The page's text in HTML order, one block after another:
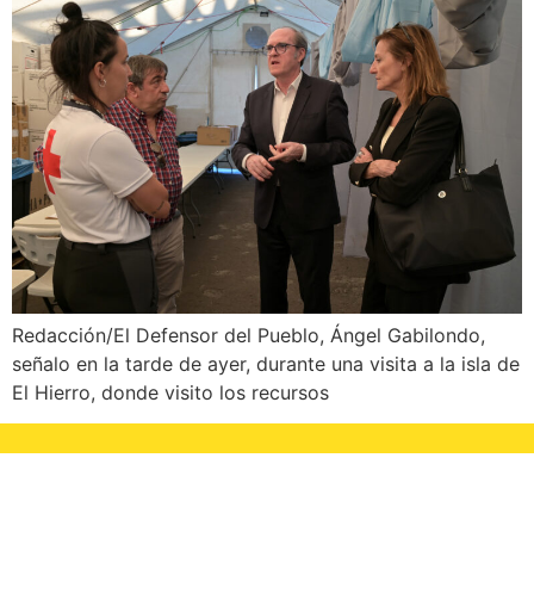
Redacción/El Defensor del Pueblo, Ángel Gabilondo,
señalo en la tarde de ayer, durante una visita a la isla de
El Hierro, donde visito los recursos